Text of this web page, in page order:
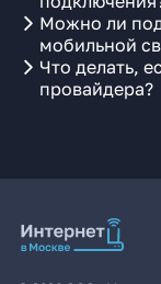
Можно ли
мобильной
Что делать,
провайдера?